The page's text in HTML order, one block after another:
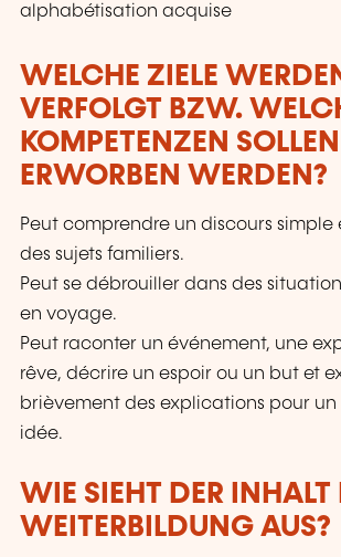
alphabétisation acquise
WELCHE ZIELE
VERFOLGT BZW.
KOMPETENZEN SOLLEN
ERWORBEN WERDEN?
Peut comprendre un discours simple
des sujets familiers.
Peut se débrouiller dans des
en voyage.
Peut raconter un événement, une
rêve, décrire un espoir ou un but et
brièvement des explications pour un
idée.
WIE SIEHT DER INHALT
WEITERBILDUNG AUS?